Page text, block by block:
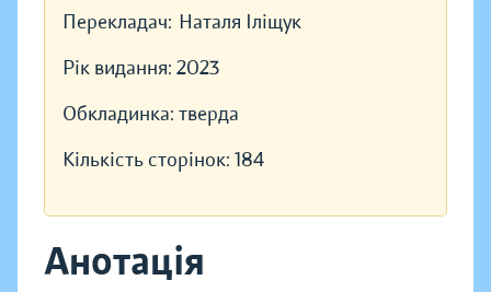
Перекладач: Наталя Іліщук
Рік видання: 2023
Обкладинка: тверда
Кількість сторінок: 184
Анотація